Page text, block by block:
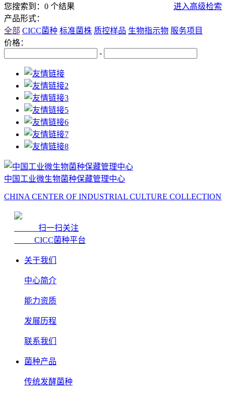
您搜索到：0 个结果
进入高级检索
产品形式：
全部 CICC菌种 标准菌株 质控样品 生物指示物 服务项目
价格：
-
中国工业微生物菌种保藏管理中心
CHINA CENTER OF INDUSTRIAL CULTURE COLLECTION
扫一扫关注
CICC菌种平台
关于我们
中心简介
能力资质
发展历程
联系我们
菌种产品
传统发酵菌种